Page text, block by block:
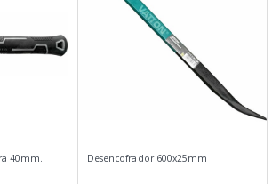
40mm. Desencofrador 600x25mm